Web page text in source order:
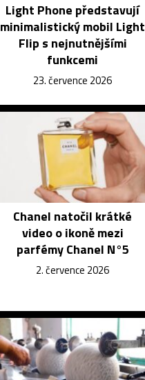
Light Phone představují
minimalistický mobil Light
Flip s nejnutnějšími
funkcemi
23. července 2026
Chanel natočil krátké
video o ikoně mezi
parfémy Chanel N°5
2. července 2026